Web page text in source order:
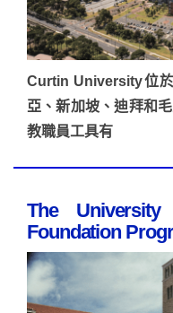
Curtin University位
亞、新加坡、迪拜和
教職員工具有
The
Foundation